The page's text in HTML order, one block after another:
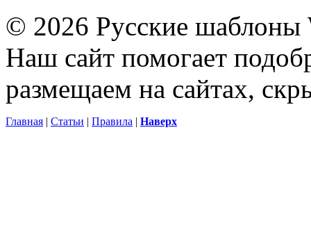
© 2026 Русские шаблоны
Наш сайт помогает
размещаем на сайтах,
Главная | Статьи | Правила | Наверх